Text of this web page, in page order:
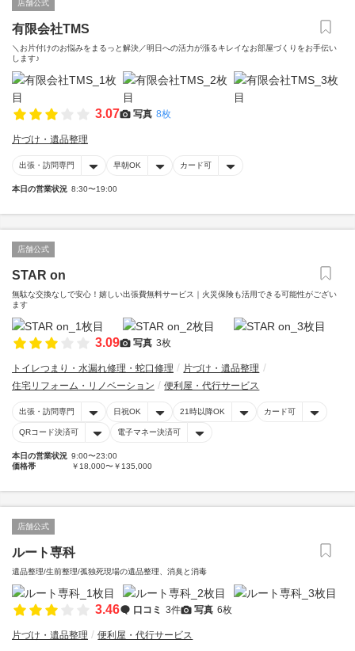
店舗公式
有限会社TMS
＼お片付けのお悩みをまるっと解決／明日への活力が漲るキレイなお部屋づくりをお手伝い
します♪
3.07 写真 8枚
片づけ・遺品整理
出張・訪問専門 早朝OK カード可
本日の営業状況 8:30〜19:00
店舗公式
STAR on
無駄な交換なしで安心！嬉しい出張費無料サービス｜火災保険も活用できる可能性がござい
ます
3.09 写真 3枚
トイレつまり・水漏れ修理・蛇口修理
片づけ・遺品整理
住宅リフォーム・リノベーション
便利屋・代行サービス
出張・訪問専門 日祝OK 21時以降OK カード可
QRコード決済可 電子マネー決済可
本日の営業状況 9:00〜23:00
価格帯
￥18,000〜￥135,000
店舗公式
ルート専科
遺品整理/生前整理/孤独死現場の遺品整理、消臭と消毒
3.46 口コミ 3件 写真 6枚
片づけ・遺品整理 便利屋・代行サービス